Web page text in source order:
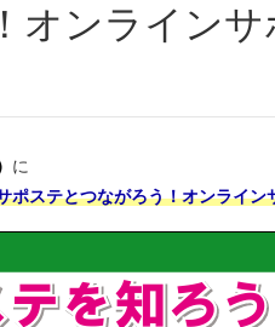
オンライン
に
ポステとつながろう！オンライン